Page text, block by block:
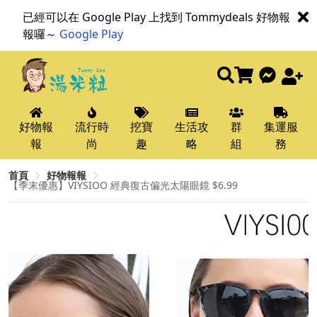
已經可以在 Google Play 上找到 Tommydeals 好物報
報囉～ Google Play
好物報
報
流行時
尚
挖寶
趣
生活攻
略
群
組
集運服
務
首頁 好物報報
【季末優惠】VIYSIOO 經典復古偏光太陽眼鏡 $6.99